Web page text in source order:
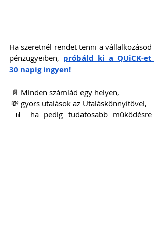
Ha szeretnél rendet tenni a vállalkozásod
pénzügyeiben, próbáld ki a QUiCK-et
30 napig ingyen!
📄 Minden számlád egy helyen,
💸 gyors utalások az Utaláskönnyítővel,
📊 ha pedig tudatosabb működésre